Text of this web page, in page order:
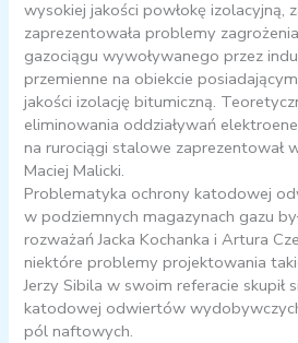
wysokiej jakości powłokę izolacyjną,
zaprezentowała problemy
gazociągu wywoływanego przez
przemienne na obiekcie
jakości izolację bitumiczną.
eliminowania oddziaływań
na rurociągi stalowe zaprezentował
Maciej Malicki.
Problematyka ochrony katodowej
w podziemnych magazynach gazu
rozważań Jacka Kochanka i Artura
niektóre problemy projektowania
Jerzy Sibila w swoim referacie skupił
katodowej odwiertów
pól naftowych.